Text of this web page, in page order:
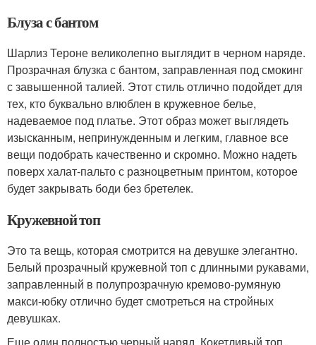
Блуза с бантом
Шарлиз Тероне великолепно выглядит в черном наряде.
Прозрачная блузка с бантом, заправленная под смокинг
с завышенной талией. Этот стиль отлично подойдет для
тех, кто буквально влюблен в кружевное белье,
надеваемое под платье. Этот образ может выглядеть
изысканным, непринужденным и легким, главное все
вещи подобрать качественно и скромно. Можно надеть
поверх халат-пальто с разноцветным принтом, которое
будет закрывать боди без бретелек.
Кружевной топ
Это та вещь, которая смотрится на девушке элегантно.
Белый прозрачный кружевной топ с длинными рукавами,
заправленный в полупрозрачную кремово-румяную
макси-юбку отлично будет смотреться на стройных
девушках.